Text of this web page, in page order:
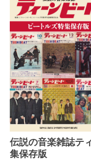
伝説の音楽雑誌テ
集保存版